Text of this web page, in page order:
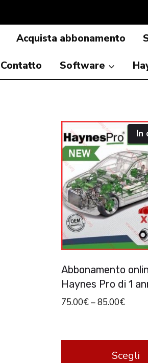
Acquista abbonamento
Contatto Software
In
Abbonamento
Haynes Pro di 1
75.00€–85.00€
Scegli